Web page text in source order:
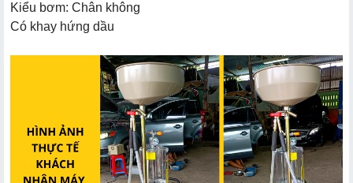
Kiểu bơm: Chân không
Có khay hứng dầu